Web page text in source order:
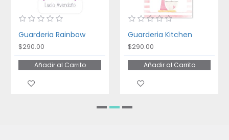
Guarderia Rainbow
$290.00
Añadir al Carrito
Guarderia Kitchen
$290.00
Añadir al Carrito